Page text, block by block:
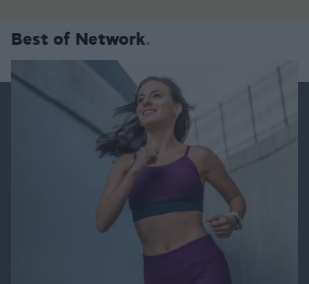
Best of Network